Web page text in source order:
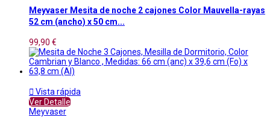
Meyvaser Mesita de noche 2 cajones Color Mauvella-rayas
52 cm (ancho) x 50 cm...
99,90 €
 Vista rápida
Ver Detalle
Meyvaser